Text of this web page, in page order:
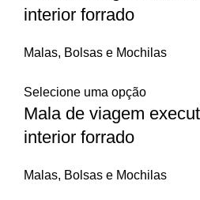
interior forrado
Malas, Bolsas e Mochilas
Selecione uma opção
Mala de viagem
interior forrado
Malas, Bolsas e Mochilas